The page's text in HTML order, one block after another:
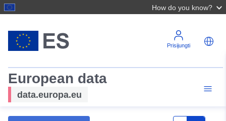
How do you know?
Prisijungti
European data
data.europa.eu